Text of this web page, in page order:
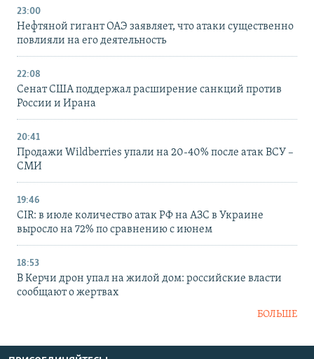
23:00
Нефтяной гигант ОАЭ заявляет, что атаки существенно
повлияли на его деятельность
22:08
Сенат США поддержал расширение санкций против
России и Ирана
20:41
Продажи Wildberries упали на 20-40% после атак ВСУ –
СМИ
19:46
CIR: в июле количество атак РФ на АЗС в Украине
выросло на 72% по сравнению с июнем
18:53
В Керчи дрон упал на жилой дом: российские власти
сообщают о жертвах
БОЛЬШЕ